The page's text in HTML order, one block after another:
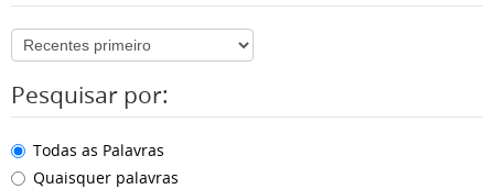
Pesquisar por:
Todas as Palavras
Quaisquer palavras